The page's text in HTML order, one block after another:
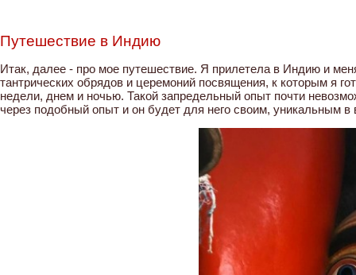
Путешествие в Индию
Итак, далее - про мое путешествие. Я прилетела в Индию и
тантрических обрядов и церемоний посвящения, к которым я
недели, днем и ночью. Такой запредельный опыт почти
через подобный опыт и он будет для него своим, уникальным в